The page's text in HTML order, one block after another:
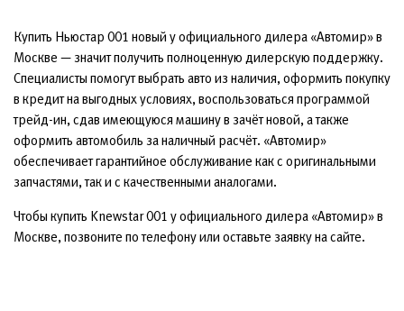
Купить Ньюстар 001 новый у официального дилера «Автомир» в
Москве — значит получить полноценную дилерскую поддержку.
Специалисты помогут выбрать авто из наличия, оформить покупку
в кредит на выгодных условиях, воспользоваться программой
трейд-ин, сдав имеющуюся машину в зачёт новой, а также
оформить автомобиль за наличный расчёт. «Автомир»
обеспечивает гарантийное обслуживание как с оригинальными
запчастями, так и с качественными аналогами.
Чтобы купить Knewstar 001 у официального дилера «Автомир» в
Москве, позвоните по телефону или оставьте заявку на сайте.